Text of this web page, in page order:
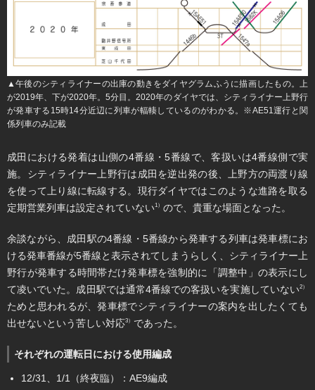
▲午後のシティライナーの出庫の動きをダイヤグラムふうに描画したもの。上
が2019年、下が2020年。5分目。2020年のダイヤでは、シティライナー上野行
が発車する15時14分近辺に列車が輻輳しているのがわかる。※AE51運行と関
係列車のみ記載
成田における発着は山側の4番線・5番線で、客扱いは4番線側で実
施。シティライナー上野行は成田を逆出発の後、上野方の両渡り線
を使って上り線に転線する。現行ダイヤではこのような進路を取る
定期営業列車は設定されていない1） ので、貴重な場面となった。
余談ながら、成田駅の4番線・5番線から発車する列車は発車標にお
ける発車番線が5番線と表示されてしまうらしく、シティライナー上
野行が発車する時間帯だけ発車標を強制的に「調整中」の表示にし
て凌いでいた。成田駅では通常4番線での客扱いを実施していない2）
ためと思われるが、発車標でシティライナーの案内を出したくても
出せないという苦しい対応3） であった。
それぞれの運転日における使用編成
12/31、1/1（終夜臨）：AE9編成